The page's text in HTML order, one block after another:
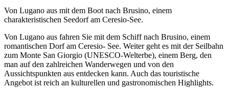
Von Lugano aus mit dem Boot nach Brusino, einem
charakteristischen Seedorf am Ceresio-See.
Von Lugano aus fahren Sie mit dem Schiff nach Brusino, einem
romantischen Dorf am Ceresio- See. Weiter geht es mit der Seilbahn
zum Monte San Giorgio (UNESCO-Welterbe), einem Berg, den
man auf den zahlreichen Wanderwegen und von den
Aussichtspunkten aus entdecken kann. Auch das touristische
Angebot ist reich an kulturellen und gastronomischen Highlights.